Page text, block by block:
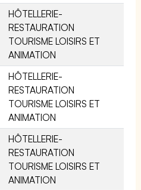
HÔTELLERIE-
RESTAURATION
TOURISME LOISIRS ET
ANIMATION
HÔTELLERIE-
RESTAURATION
TOURISME LOISIRS ET
ANIMATION
HÔTELLERIE-
RESTAURATION
TOURISME LOISIRS ET
ANIMATION